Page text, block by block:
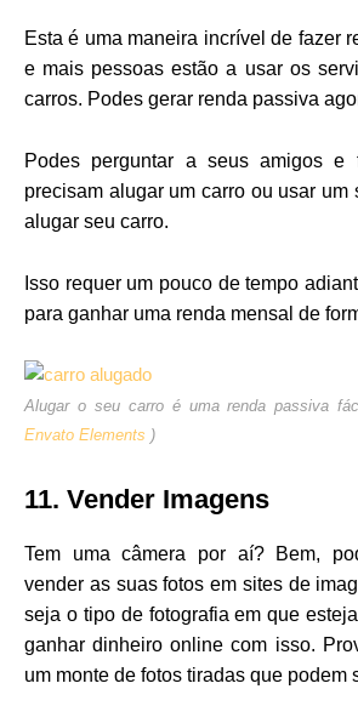
Esta é uma maneira incrível de fazer
e mais pessoas estão a usar os
carros. Podes gerar renda passiva
Podes perguntar a seus amigos e
precisam alugar um carro ou usar um
alugar seu carro.
Isso requer um pouco de tempo
para ganhar uma renda mensal de
Alugar o seu carro é uma renda passiva
Envato Elements )
11. Vender Imagens
Tem uma câmera por aí? Bem,
vender as suas fotos em sites de
seja o tipo de fotografia em que
ganhar dinheiro online com isso.
um monte de fotos tiradas que podem